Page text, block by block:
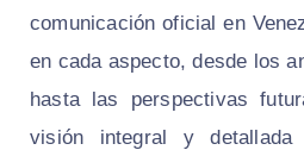
comunicación oficial en
en cada aspecto, desde los
hasta las perspectivas
visión integral y detallada